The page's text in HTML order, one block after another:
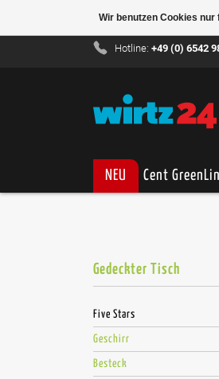
Hotline:+49 (0) 6542
NEU Cent
Gedeckter Tisch
Five Stars
Geschirr
Besteck
Wir benutzen Cookies